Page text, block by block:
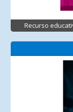
Recurso